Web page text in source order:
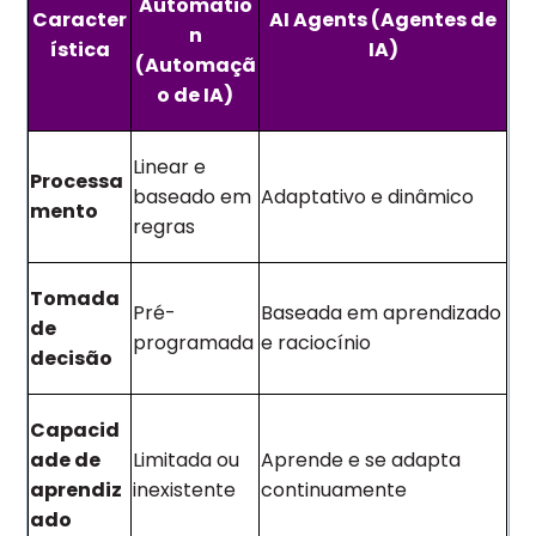
Caracter
ística
Automatio
n
(Automaçã
o de IA)
AI Agents (Agentes de
IA)
Processa
mento
Linear e
baseado em
regras
Adaptativo e dinâmico
Tomada
de
decisão
Pré-
programada
Baseada em aprendizado
e raciocínio
Capacid
ade de
aprendiz
ado
Limitada ou
inexistente
Aprende e se adapta
continuamente